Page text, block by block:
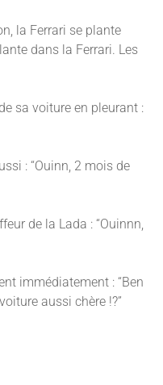
la Ferrari se plante
dans la Ferrari. Les
sa voiture en pleurant :
: “Ouinn, 2 mois de
de la Lada : “Ouinnn,
immédiatement : “Ben
aussi chère !?”